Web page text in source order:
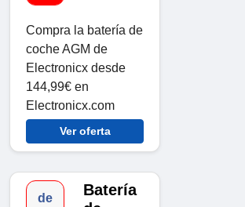
Compra la batería de
coche AGM de
Electronicx desde
144,99€ en
Electronicx.com
Ver oferta
de
Batería